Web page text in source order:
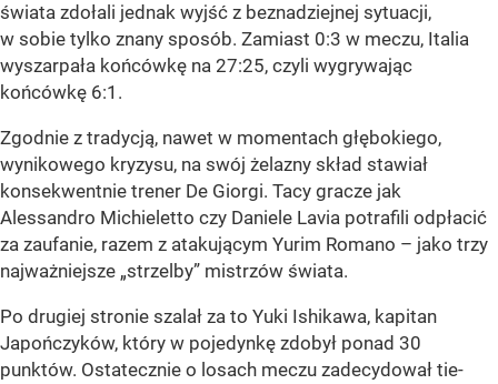
świata zdołali jednak wyjść z beznadziejnej sytuacji,
w sobie tylko znany sposób. Zamiast 0:3 w meczu, Italia
wyszarpała końcówkę na 27:25, czyli wygrywając
końcówkę 6:1.
Zgodnie z tradycją, nawet w momentach głębokiego,
wynikowego kryzysu, na swój żelazny skład stawiał
konsekwentnie trener De Giorgi. Tacy gracze jak
Alessandro Michieletto czy Daniele Lavia potrafili odpłacić
za zaufanie, razem z atakującym Yurim Romano – jako trzy
najważniejsze „strzelby” mistrzów świata.
Po drugiej stronie szalał za to Yuki Ishikawa, kapitan
Japończyków, który w pojedynkę zdobył ponad 30
punktów. Ostatecznie o losach meczu zadecydował tie-